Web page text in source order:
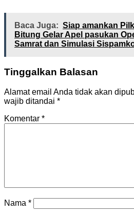
Baca Juga: Siap amankan
Bitung Gelar Apel pasukan
Samrat dan Simulasi
Tinggalkan Balasan
Alamat email Anda tidak akan
wajib ditandai *
Komentar *
Nama *